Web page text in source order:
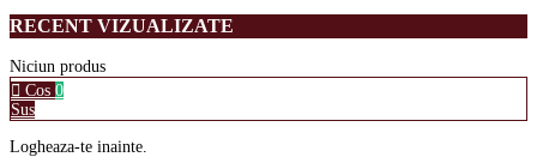
RECENT VIZUALIZATE
Niciun produs
Cos 0
Sus
Logheaza-te inainte.